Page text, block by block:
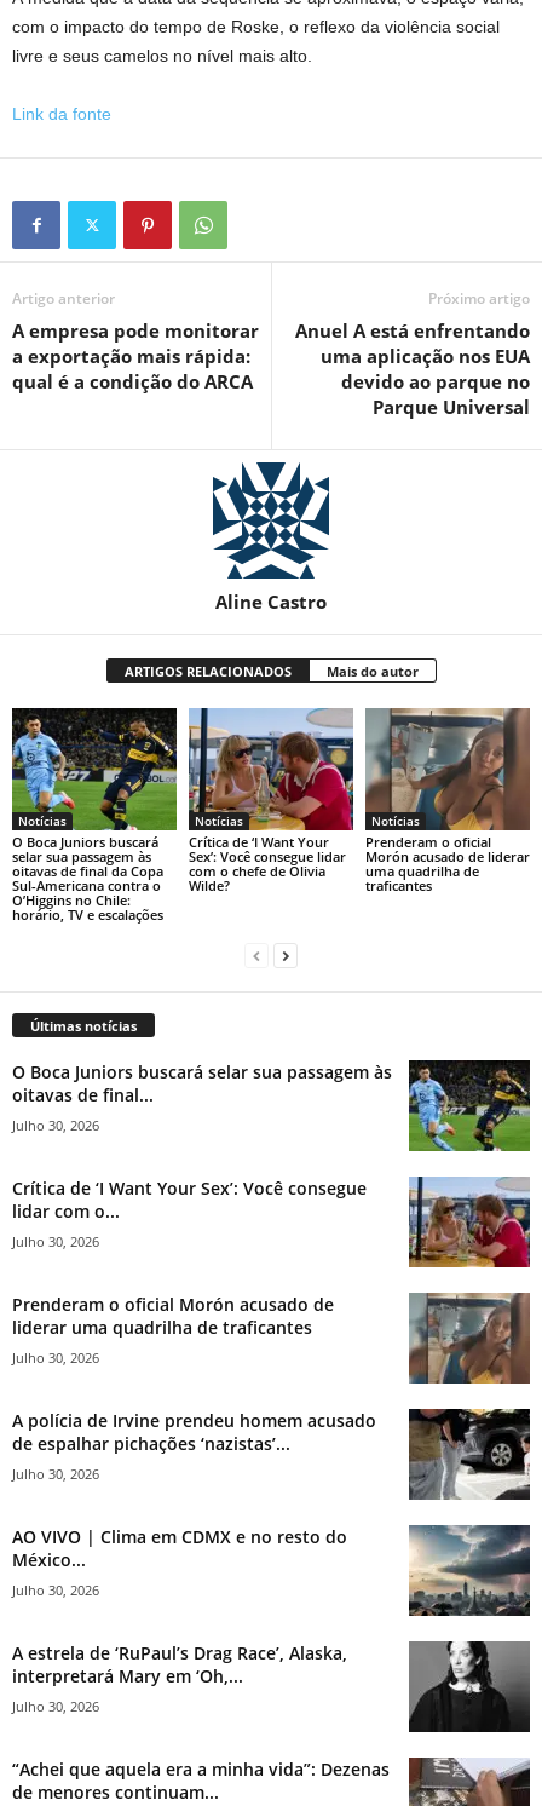
com o impacto do tempo de Roske, o reflexo da violência social
livre e seus camelos no nível mais alto.
Link da fonte
Artigo anterior
A empresa pode monitorar
a exportação mais rápida:
qual é a condição do ARCA
Próximo artigo
Anuel A está enfrentando
uma aplicação nos EUA
devido ao parque no
Parque Universal
Aline Castro
ARTIGOS RELACIONADOS Mais do autor
Notícias
O Boca Juniors buscará
selar sua passagem às
oitavas de final da Copa
Sul-Americana contra o
O’Higgins no Chile:
horário, TV e escalações
Notícias
Crítica de ‘I Want Your
Sex’: Você consegue lidar
com o chefe de Olivia
Wilde?
Notícias
Prenderam o oficial
Morón acusado de liderar
uma quadrilha de
traficantes
Últimas notícias
O Boca Juniors buscará selar sua passagem às
oitavas de final...
Julho 30, 2026
Crítica de ‘I Want Your Sex’: Você consegue
lidar com o...
Julho 30, 2026
Prenderam o oficial Morón acusado de
liderar uma quadrilha de traficantes
Julho 30, 2026
A polícia de Irvine prendeu homem acusado
de espalhar pichações ‘nazistas’...
Julho 30, 2026
AO VIVO | Clima em CDMX e no resto do
México...
Julho 30, 2026
A estrela de ‘RuPaul’s Drag Race’, Alaska,
interpretará Mary em ‘Oh,...
Julho 30, 2026
“Achei que aquela era a minha vida”: Dezenas
de menores continuam...